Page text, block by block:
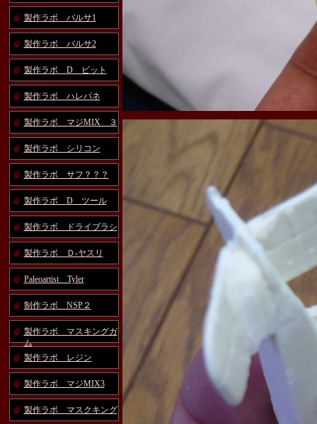
製作ラボ バルサ1
製作ラボ バルサ2
製作ラボ D ビット
製作ラボ ハレパネ
製作ラボ マジMIX ３
製作ラボ シリコン
製作ラボ サフ？？？
製作ラボ D ツール
製作ラボ ドライブラシ
製作ラボ Ｄ-ヤスリ
Paleoartist Tyler
制作ラボ NSP２
製作ラボ マスキングガ
ム
製作ラボ レジン
製作ラボ マジMIX3
製作ラボ マスクキング